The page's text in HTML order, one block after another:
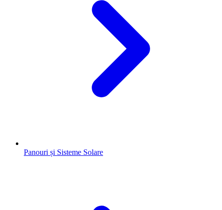
Panouri și Sisteme Solare